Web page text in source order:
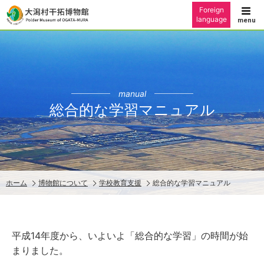
Foreign
language
manual
総合的な学習マニュアル
ホーム 博物館について 学校教育支援 総合的な学習マニュアル
平成14年度から、いよいよ「総合的な学習」の時間が始
まりました。